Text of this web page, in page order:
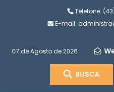
Telefone:
E-mail:
07 de Agosto de 2026
BUSCA